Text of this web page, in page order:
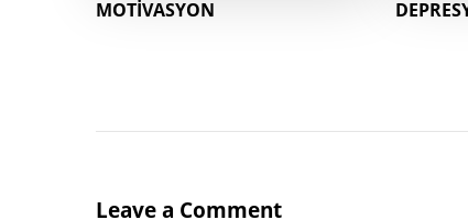
MOTİVASYON
Leave a Comment